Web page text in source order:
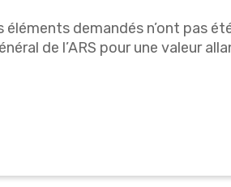
éléments demandés n’ont
de l’ARS pour une valeur